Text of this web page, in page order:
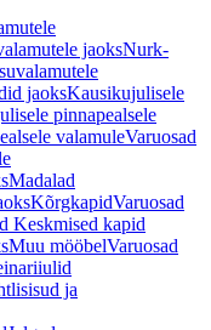
jaoksNurk-
jaoksKausikujulisele
pinnapealsele
valamuleVaruosad
Madalad
KõrgkapidVaruosad
Keskmised kapid
Muu mööbelVaruosad
ja